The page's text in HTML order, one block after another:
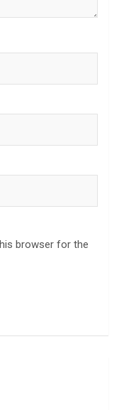
browser for the